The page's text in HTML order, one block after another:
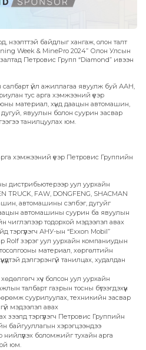
нээлттэй байдлыг хангаж, олон талт
Week & MinePro 2024” Олон Улсын
Петровис Групп “Diamond” ивээн
үйл ажиллагаа явуулж буй ААН,
тус арга хэмжээний үеэр
материал, хүнд даацын автомашин,
явуулын болон суурин засвар
танилцуулах юм.
хэмжээний үеэр Петровис Группийн
дистрибьютерээр уул уурхайн
TRUCK, FAW, DONGFENG, SHACMAN
автомашины сэлбэг, дугуйг
автомашины суурин ба явуулын
чиглэлээр тодорхой мэдээлэл авах
тэргүүлэгч АНУ-ын “Exxon Mobil”
Rolf зэрэг уул уурхайн компаниудын
материал, хөргөлтийн
дэлгэрэнгүй танилцах, худалдан
хүч болсон уул уурхайн
талбарт газрын тосны бүтээгдэхүүн
суурилуулах, техникийн засвар
мэдээлэл авах
тэргүүлэгч Петровис Группийн
байгууллагын хэрэгцээндээ
нийлүүлэх боломжийг тухайн арга
юм.